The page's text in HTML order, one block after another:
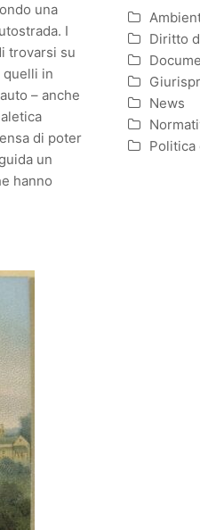
una
I
trovarsi su
quelli in
– anche
di poter
un
hanno
Diritto
News
Politica